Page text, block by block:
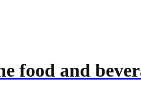
food and